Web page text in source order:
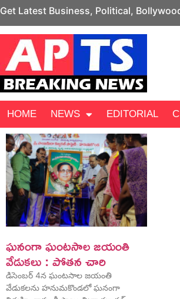
Get Latest Business, Political,
HOME NEWS EDITORIAL
ఘనంగా ఘంటసాల జయంతి
వేడుకలు : పోతన చారి
డిసెంబర్ 4న ఘంటసాల జయంతి
వేడుకలను హనుమకొండలో ఘనంగా